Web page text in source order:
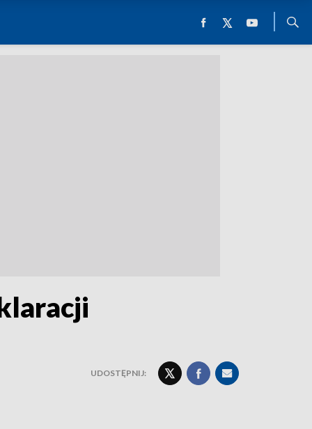
UDOSTĘPNIJ: